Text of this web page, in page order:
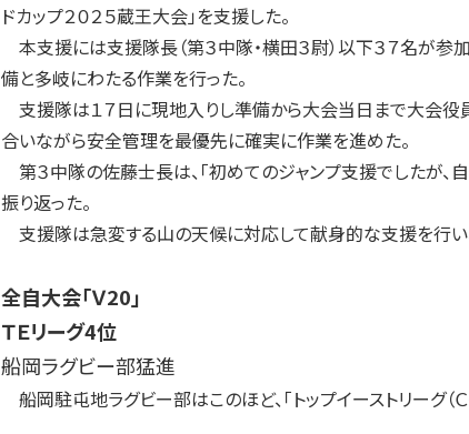
ドカップ２０２５蔵王大会」を支援した。
本支援には支援隊長（第３中隊・横田３尉）以下３７名が参
備と多岐にわたる作業を行った。
支援隊は１７日に現地入りし準備から大会当日まで大会役
合いながら安全管理を最優先に確実に作業を進めた。
第３中隊の佐藤士長は、「初めてのジャンプ支援でしたが
振り返った。
支援隊は急変する山の天候に対応して献身的な支援を行い
全自大会「Ｖ20」
ＴＥリーグ4位
船岡ラグビー部猛進
船岡駐屯地ラグビー部はこのほど、「トップイーストリーグ（